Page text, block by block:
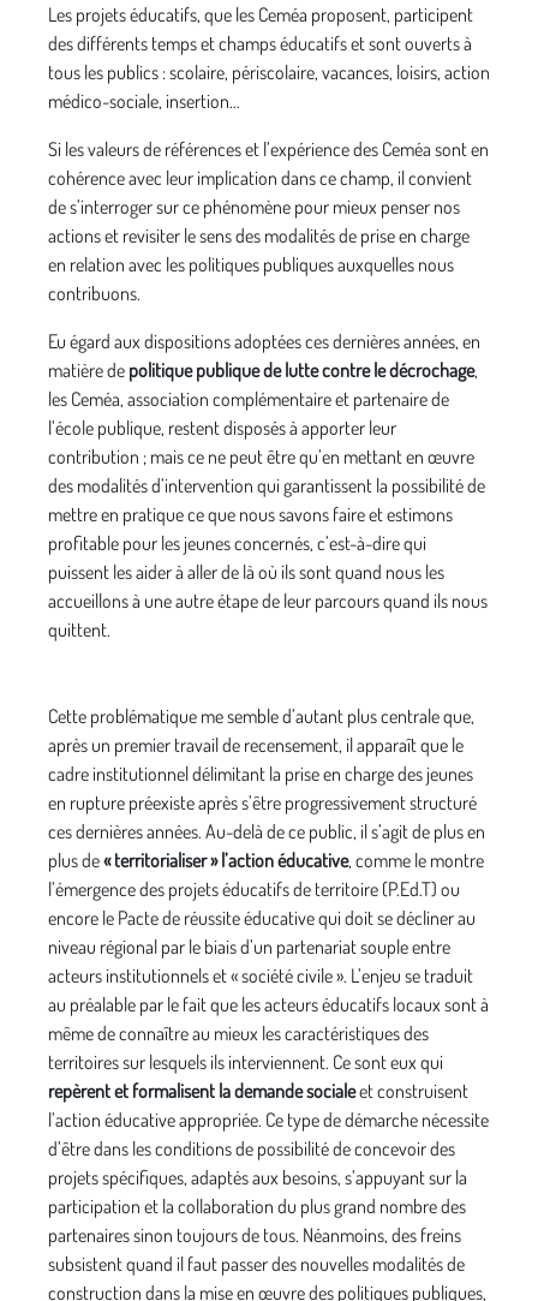
Les projets éducatifs, que les Ceméa proposent, participent
des différents temps et champs éducatifs et sont ouverts à
tous les publics : scolaire, périscolaire, vacances, loisirs, action
médico-sociale, insertion…
Si les valeurs de références et l’expérience des Ceméa sont en
cohérence avec leur implication dans ce champ, il convient
de s’interroger sur ce phénomène pour mieux penser nos
actions et revisiter le sens des modalités de prise en charge
en relation avec les politiques publiques auxquelles nous
contribuons.
Eu égard aux dispositions adoptées ces dernières années, en
matière de politique publique de lutte contre le décrochage,
les Ceméa, association complémentaire et partenaire de
l’école publique, restent disposés à apporter leur
contribution ; mais ce ne peut être qu’en mettant en œuvre
des modalités d’intervention qui garantissent la possibilité de
mettre en pratique ce que nous savons faire et estimons
profitable pour les jeunes concernés, c’est-à-dire qui
puissent les aider à aller de là où ils sont quand nous les
accueillons à une autre étape de leur parcours quand ils nous
quittent.
Cette problématique me semble d’autant plus centrale que,
après un premier travail de recensement, il apparaît que le
cadre institutionnel délimitant la prise en charge des jeunes
en rupture préexiste après s’être progressivement structuré
ces dernières années. Au-delà de ce public, il s’agit de plus en
plus de« territorialiser » l’action éducative, comme le montre
l’émergence des projets éducatifs de territoire (P.Ed.T) ou
encore le Pacte de réussite éducative qui doit se décliner au
niveau régional par le biais d’un partenariat souple entre
acteurs institutionnels et « société civile ». L’enjeu se traduit
au préalable par le fait que les acteurs éducatifs locaux sont à
même de connaître au mieux les caractéristiques des
territoires sur lesquels ils interviennent. Ce sont eux qui
repèrent et formalisent la demande socialeet construisent
l’action éducative appropriée. Ce type de démarche nécessite
d’être dans les conditions de possibilité de concevoir des
projets spécifiques, adaptés aux besoins, s’appuyant sur la
participation et la collaboration du plus grand nombre des
partenaires sinon toujours de tous. Néanmoins, des freins
subsistent quand il faut passer des nouvelles modalités de
construction dans la mise en œuvre des politiques publiques,